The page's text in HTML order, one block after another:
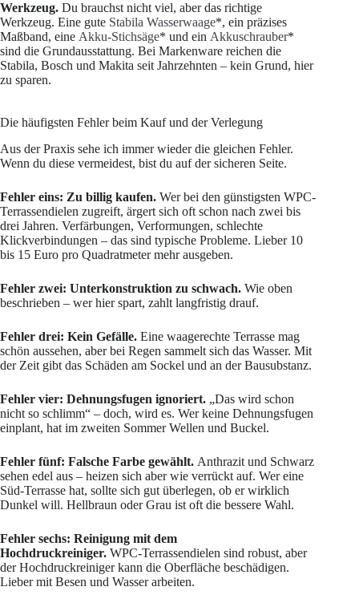
Werkzeug. Du brauchst nicht viel, aber das richtige
Werkzeug. Eine gute Stabila Wasserwaage*, ein präzises
Maßband, eine Akku-Stichsäge* und ein Akkuschrauber*
sind die Grundausstattung. Bei Markenware reichen die
Stabila, Bosch und Makita seit Jahrzehnten – kein Grund, hier
zu sparen.
Die häufigsten Fehler beim Kauf und der Verlegung
Aus der Praxis sehe ich immer wieder die gleichen Fehler.
Wenn du diese vermeidest, bist du auf der sicheren Seite.
Fehler eins: Zu billig kaufen. Wer bei den günstigsten WPC-
Terrassendielen zugreift, ärgert sich oft schon nach zwei bis
drei Jahren. Verfärbungen, Verformungen, schlechte
Klickverbindungen – das sind typische Probleme. Lieber 10
bis 15 Euro pro Quadratmeter mehr ausgeben.
Fehler zwei: Unterkonstruktion zu schwach. Wie oben
beschrieben – wer hier spart, zahlt langfristig drauf.
Fehler drei: Kein Gefälle. Eine waagerechte Terrasse mag
schön aussehen, aber bei Regen sammelt sich das Wasser. Mit
der Zeit gibt das Schäden am Sockel und an der Bausubstanz.
Fehler vier: Dehnungsfugen ignoriert. „Das wird schon
nicht so schlimm“ – doch, wird es. Wer keine Dehnungsfugen
einplant, hat im zweiten Sommer Wellen und Buckel.
Fehler fünf: Falsche Farbe gewählt. Anthrazit und Schwarz
sehen edel aus – heizen sich aber wie verrückt auf. Wer eine
Süd-Terrasse hat, sollte sich gut überlegen, ob er wirklich
Dunkel will. Hellbraun oder Grau ist oft die bessere Wahl.
Fehler sechs: Reinigung mit dem
Hochdruckreiniger. WPC-Terrassendielen sind robust, aber
der Hochdruckreiniger kann die Oberfläche beschädigen.
Lieber mit Besen und Wasser arbeiten.